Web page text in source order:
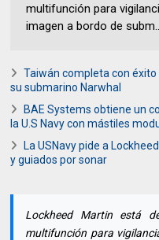
multifunción para
imagen a bordo de
Taiwán completa con
su submarino Narwhal
BAE Systems obtiene un
la U.S Navy con mástiles
La USNavy pide a
y guiados por sonar
Lockheed Martin está
multifunción para